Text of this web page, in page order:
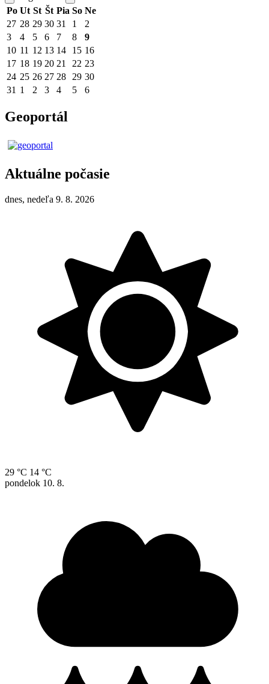
Po Ut St Št Pia So Ne
27 28 29 30 31 1
2
3
4 5 6 7 8
9
10 11 12 13 14 15 16
17 18 19 20 21 22 23
24 25 26 27 28 29 30
31 1 2 3 4 5 6
Geoportál
Aktuálne počasie
dnes, nedeľa 9. 8. 2026
29 °C 14 °C
pondelok 10. 8.